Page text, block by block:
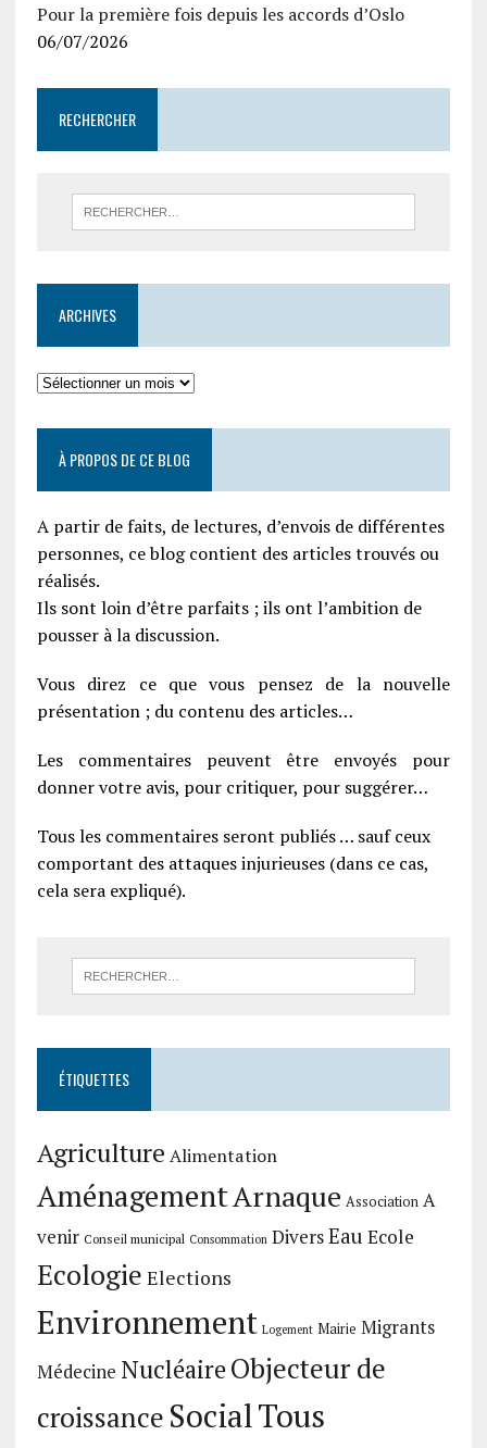
Pour la première fois depuis les accords d’Oslo
06/07/2026
RECHERCHER
ARCHIVES
À PROPOS DE CE BLOG
A partir de faits, de lectures, d’envois de différentes
personnes, ce blog contient des articles trouvés ou
réalisés.
Ils sont loin d’être parfaits ; ils ont l’ambition de
pousser à la discussion.
Vous direz ce que vous pensez de la nouvelle
présentation ; du contenu des articles…
Les commentaires peuvent être envoyés pour
donner votre avis, pour critiquer, pour suggérer…
Tous les commentaires seront publiés … sauf ceux
comportant des attaques injurieuses (dans ce cas,
cela sera expliqué).
ÉTIQUETTES
Agriculture Alimentation
AménagementArnaque Association A
venir Conseil municipal Consommation DiversEau Ecole
Ecologie Elections
Environnement Logement Mairie Migrants
Médecine NucléaireObjecteur de
croissance SocialTous